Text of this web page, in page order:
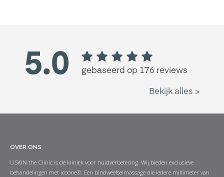
OVER ONS
USKIN the Clinic is dé kliniek voor huidverbetering. Wij bieden exclusieve
behandelingen met icoone®. Een bindweefselmassage die iedere millimeter van